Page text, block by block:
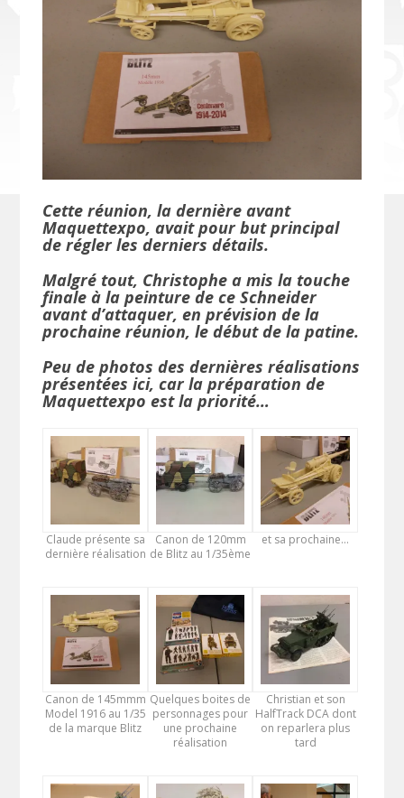
Cette réunion, la dernière avant
Maquettexpo, avait pour but principal
de régler les derniers détails.
Malgré tout, Christophe a mis la touche
finale à la peinture de ce Schneider
avant d’attaquer, en prévision de la
prochaine réunion, le début de la patine.
Peu de photos des dernières réalisations
présentées ici, car la préparation de
Maquettexpo est la priorité…
Claude présente sa
dernière réalisation
Canon de 120mm
de Blitz au 1/35ème
et sa prochaine…
Canon de 145mmm
Model 1916 au 1/35
de la marque Blitz
Quelques boites de
personnages pour
une prochaine
réalisation
Christian et son
HalfTrack DCA dont
on reparlera plus
tard